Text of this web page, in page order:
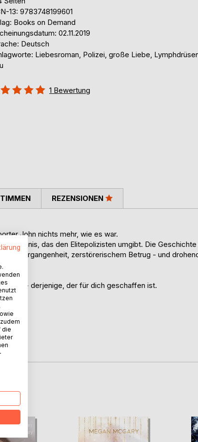
13: 9783748199601
Books on Demand
02.11.2019
Deutsch
Liebesroman, Polizei, große Liebe,
1 Bewertung
John nichts mehr, wie es war.
das den Elitepolizisten umgibt. Die
Vergangenheit, zerstörerischem Betrug - und
- derjenige, der für dich geschaffen ist.
REZENSIONEN
die